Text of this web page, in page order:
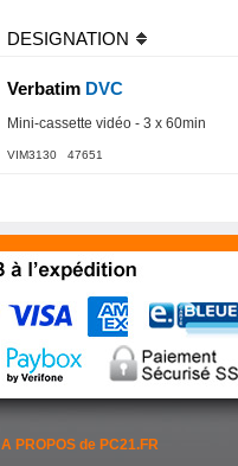
DESIGNATION
Verbatim DVC
Mini-cassette vidéo - 3 x 60min
VIM3130 47651
A PROPOS de PC21.FR